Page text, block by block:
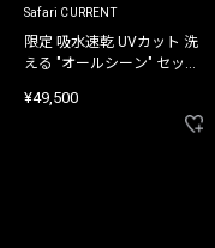
Safari CURRENT
限定 吸水速乾 UVカット 洗
える "オールシーン" セット
¥49,500